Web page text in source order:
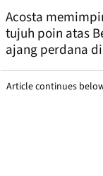
Acosta
tujuh poin atas
ajang perdana
Article continues